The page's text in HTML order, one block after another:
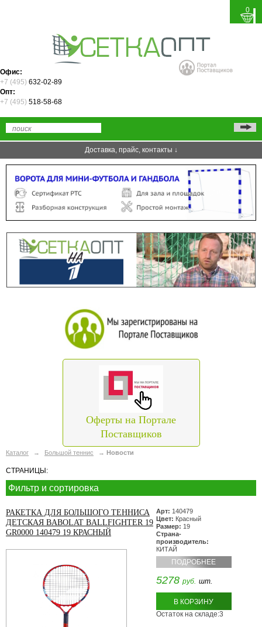
0
Офис:
+7 (495) 632-02-89
Опт:
+7 (495) 518-58-68
Доставка, прайс, контакты ↓
Оферты на Портале
Поставщиков
Каталог → Большой теннис → Новости
СТРАНИЦЫ:
Фильтр и сортировка
РАКЕТКА ДЛЯ БОЛЬШОГО ТЕННИСА
ДЕТСКАЯ BABOLAT BALLFIGHTER 19
GR0000 140479 19 КРАСНЫЙ
Арт: 140479
Цвет: Красный
Размер: 19
Страна-
производитель:
КИТАЙ
ПОДРОБНЕЕ
5278 руб. шт.
В КОРЗИНУ
Остаток на складе:3